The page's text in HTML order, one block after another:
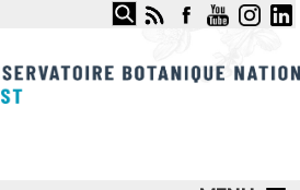
Rechercher